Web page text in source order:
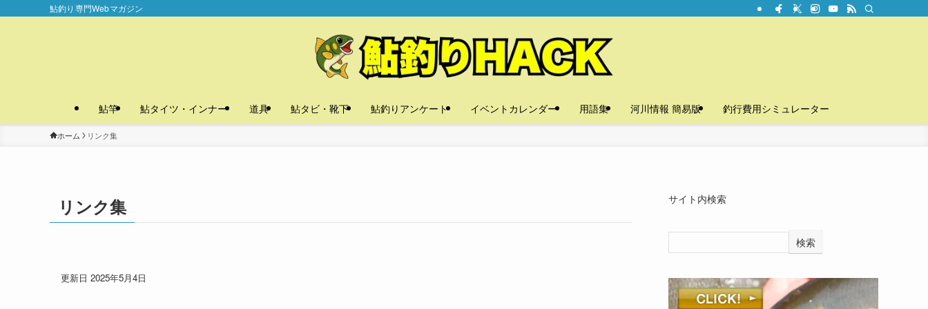
鮎釣り専門Webマガジン
鮎竿 鮎タイツ・インナー 道具 鮎タビ・靴下 鮎釣りアンケート イベントカレンダー 用語集 河川情報 簡易版 釣行費用シミュレーター
ホーム リンク集
リンク集
更新日 2025年5月4日
サイト内検索
検索